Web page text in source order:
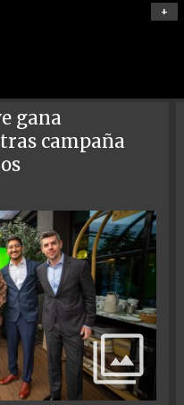
+
gana
campaña